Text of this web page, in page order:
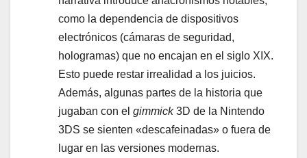
como la dependencia de dispositivos
electrónicos (cámaras de seguridad,
hologramas) que no encajan en el siglo XIX.
Esto puede restar irrealidad a los juicios.
Además, algunas partes de la historia que
jugaban con el gimmick3D de la Nintendo
3DS se sienten «descafeinadas» o fuera de
lugar en las versiones modernas.